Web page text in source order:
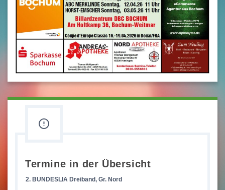
Termine in der Übersicht
2. BUNDESLIA Dreiband, Gr. Nord